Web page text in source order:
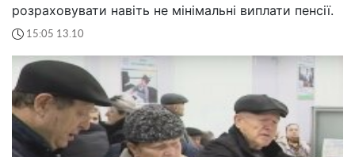
розраховувати навіть не мінімальні виплати пенсії.
15:05 13.10